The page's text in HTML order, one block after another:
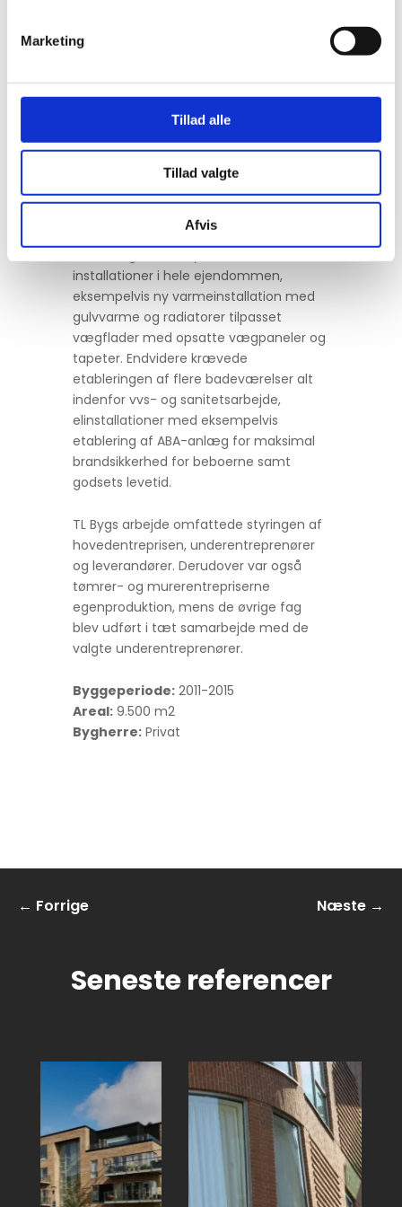
Marketing
Tillad alle
Tillad valgte
Afvis
overfladebehandling af diverse gulve,
teglklinker, granitgulve, flisegulve og
massive plankegulve.
Renoveringen og forandringen af
hovedbygningen har gjort det til en
både luksuriøs og tidssvarende bolig for
blive en tidssvarende bolig, krævede det
installationer i hele ejendommen,
eksempelvis ny varmeinstallation med
gulvvarme og radiatorer tilpasset
vægflader med opsatte vægpaneler og
tapeter. Endvidere krævede
etableringen af flere badeværelser alt
indenfor vvs- og sanitetsarbejde,
elinstallationer med eksempelvis
etablering af ABA-anlæg for maksimal
brandsikkerhed for beboerne samt
godsets levetid.
TL Bygs arbejde omfattede styringen af
hovedentreprisen, underentreprenører
og leverandører. Derudover var også
tømrer- og murerentrepriserne
egenproduktion, mens de øvrige fag
blev udført i tæt samarbejde med de
valgte underentreprenører.
Byggeperiode:2011-2015
Areal:9.500 m2
Bygherre:Privat
← Forrige Næste →
Seneste referencer